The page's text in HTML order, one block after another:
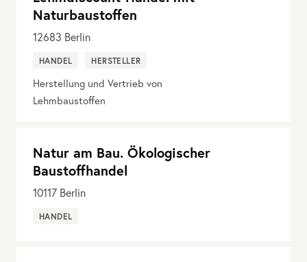
Naturbaustoffen
12683 Berlin
HANDEL HERSTELLER
Herstellung und Vertrieb von
Lehmbaustoffen
Natur am Bau. Ökologischer
Baustoffhandel
10117 Berlin
HANDEL